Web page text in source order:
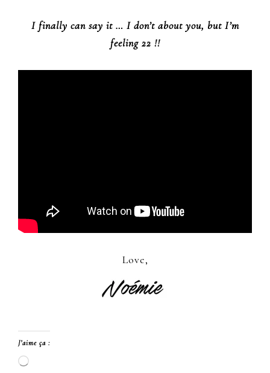
I finally can say it … I don’t about you, but I’m
feeling 22 !!
Love,
J’aime ça :
Chargement…